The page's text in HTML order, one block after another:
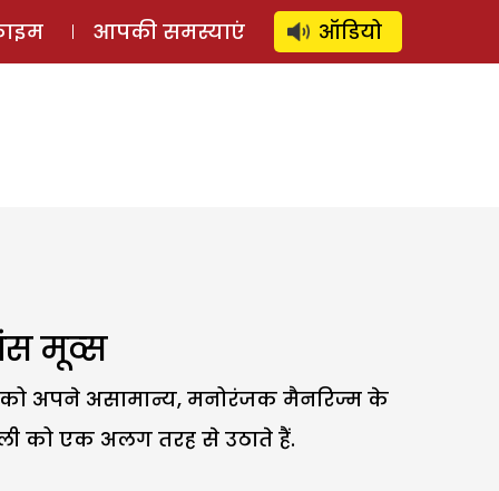
लॉग इन ⚲ SUBSCRIBE
आपकी समस्याएं ऑडियो
मूव्स
अपने असामान्य, मनोरंजक मैनरिज्म के
को एक अलग तरह से उठाते हैं.